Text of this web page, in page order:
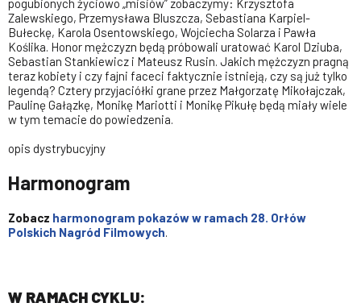
pogubionych życiowo „misiów” zobaczymy: Krzysztofa
Zalewskiego, Przemysława Bluszcza, Sebastiana Karpiel-
Bułeckę, Karola Osentowskiego, Wojciecha Solarza i Pawła
Koślika. Honor mężczyzn będą próbowali uratować Karol Dziuba,
Sebastian Stankiewicz i Mateusz Rusin. Jakich mężczyzn pragną
teraz kobiety i czy fajni faceci faktycznie istnieją, czy są już tylko
legendą? Cztery przyjaciółki grane przez Małgorzatę Mikołajczak,
Paulinę Gałązkę, Monikę Mariotti i Monikę Pikułę będą miały wiele
w tym temacie do powiedzenia.
opis dystrybucyjny
Harmonogram
Zobacz harmonogram pokazów w ramach 28. Orłów
Polskich Nagród Filmowych.
W RAMACH CYKLU: